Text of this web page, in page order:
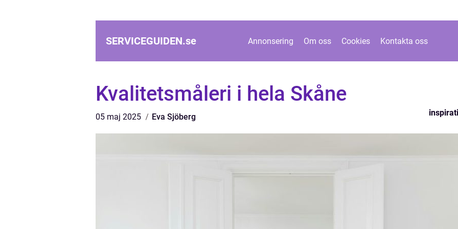
SERVICEGUIDEN.se Annonsering Om oss Cookies Kontakta oss
Kvalitetsmåleri i hela Skåne
05 maj 2025 Eva Sjöberg